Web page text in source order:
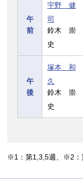
午
前
宇野 健
司
鈴木 崇
史
午
後
塚本 和
久
鈴木 崇
史
※1：第1,3,5週、※2：